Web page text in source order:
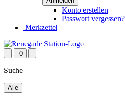
Konto erstellen
Passwort vergessen?
Merkzettel
0
Suche
Alle